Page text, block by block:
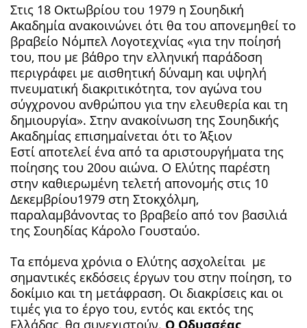
Στις 18 Οκτωβρίου του 1979 η Σουηδική
Ακαδημία ανακοινώνει ότι θα του απονεμηθεί το
βραβείο Νόμπελ Λογοτεχνίας «για την ποίησή
του, που με βάθρο την ελληνική παράδοση
περιγράφει με αισθητική δύναμη και υψηλή
πνευματική διακριτικότητα, τον αγώνα του
σύγχρονου ανθρώπου για την ελευθερία και τη
δημιουργία». Στην ανακοίνωση της Σουηδικής
Ακαδημίας επισημαίνεται ότι το Άξιον
Εστί αποτελεί ένα από τα αριστουργήματα της
ποίησης του 20ου αιώνα. Ο Ελύτης παρέστη
στην καθιερωμένη τελετή απονομής στις 10
Δεκεμβρίου1979 στη Στοκχόλμη,
παραλαμβάνοντας το βραβείο από τον βασιλιά
της Σουηδίας Κάρολο Γουσταύο.
Τα επόμενα χρόνια ο Ελύτης ασχολείται με
σημαντικές εκδόσεις έργων του στην ποίηση, το
δοκίμιο και τη μετάφραση. Οι διακρίσεις και οι
τιμές για το έργο του, εντός και εκτός της
Ελλάδας, θα συνεχιστούν. Ο Οδυσσέας